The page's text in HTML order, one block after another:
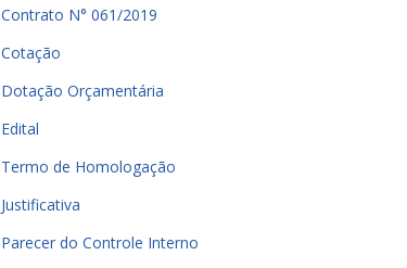
Contrato N° 061/2019
Cotação
Dotação Orçamentária
Edital
Termo de Homologação
Justificativa
Parecer do Controle Interno